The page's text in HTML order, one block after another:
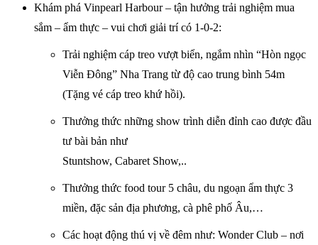
Khám phá Vinpearl Harbour – tận hưởng trải nghiệm mua
sắm – ẩm thực – vui chơi giải trí có 1-0-2:
Trải nghiệm cáp treo vượt biển, ngắm nhìn “Hòn ngọc
Viễn Đông” Nha Trang từ độ cao trung bình 54m
(Tặng vé cáp treo khứ hồi).
Thưởng thức những show trình diễn đỉnh cao được đầu
tư bài bản như
Stuntshow, Cabaret Show,..
Thưởng thức food tour 5 châu, du ngoạn ẩm thực 3
miền, đặc sản địa phương, cà phê phố Âu,…
Các hoạt động thú vị về đêm như: Wonder Club – nơi